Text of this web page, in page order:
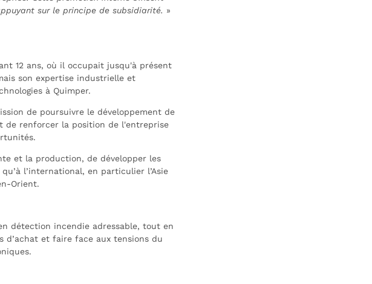
sur le principe de subsidiarité. »
12 ans, où il occupait jusqu'à présent
son expertise industrielle et
à Quimper.
de poursuivre le développement de
de renforcer la position de l'entreprise
et la production, de développer les
l’international, en particulier l’Asie
Orient.
détection incendie adressable, tout en
d’achat et faire face aux tensions du